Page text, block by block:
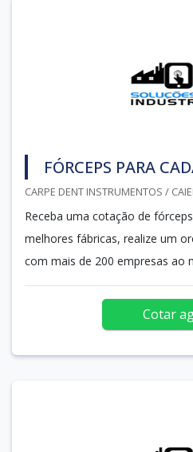
FÓRCEPS PARA
CARPE DENT INSTRUMENTOS /
Receba uma cotação de
melhores fábricas, realize um
com mais de 200 empresas ao
Cotar